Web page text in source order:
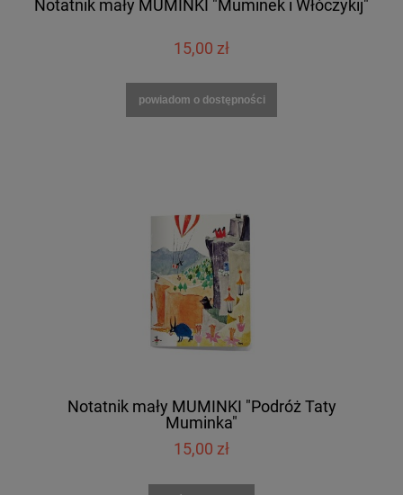
Notatnik mały MUMINKI "Muminek i Włóczykij"
15,00 zł
powiadom o dostępności
Notatnik mały MUMINKI "Podróż Taty
Muminka"
15,00 zł